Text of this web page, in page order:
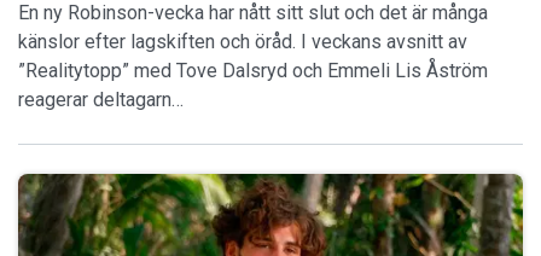
En ny Robinson-vecka har nått sitt slut och det är många
känslor efter lagskiften och öråd. I veckans avsnitt av
”Realitytopp” med Tove Dalsryd och Emmeli Lis Åström
reagerar deltagarn…